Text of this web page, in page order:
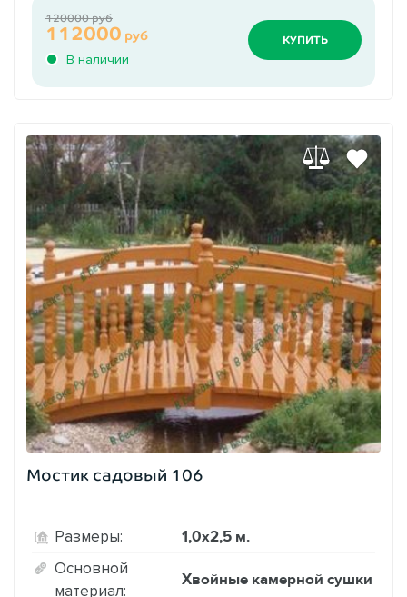
В наличии
112000 руб
120000 руб
КУПИТЬ
Мостик садовый 106
Размеры: 1,0х2,5 м.
Основной
материал:
Хвойные камерной сушки